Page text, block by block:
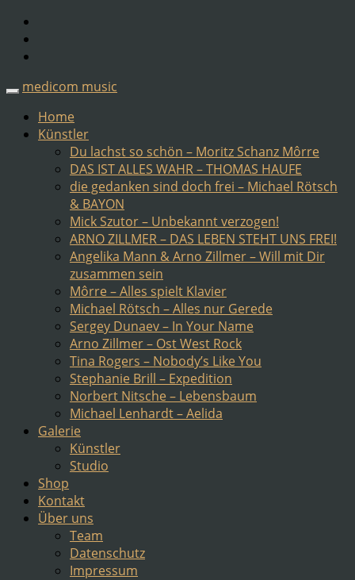
medicom music
Home
Künstler
Du lachst so schön – Moritz Schanz Môrre
DAS IST ALLES WAHR – THOMAS HAUFE
die gedanken sind doch frei – Michael Rötsch
& BAYON
Mick Szutor – Unbekannt verzogen!
ARNO ZILLMER – DAS LEBEN STEHT UNS FREI!
Angelika Mann & Arno Zillmer – Will mit Dir
zusammen sein
Môrre – Alles spielt Klavier
Michael Rötsch – Alles nur Gerede
Sergey Dunaev – In Your Name
Arno Zillmer – Ost West Rock
Tina Rogers – Nobody’s Like You
Stephanie Brill – Expedition
Norbert Nitsche – Lebensbaum
Michael Lenhardt – Aelida
Galerie
Künstler
Studio
Shop
Kontakt
Über uns
Team
Datenschutz
Impressum